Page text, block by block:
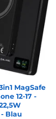
MagSafe
12-17 -
Blau